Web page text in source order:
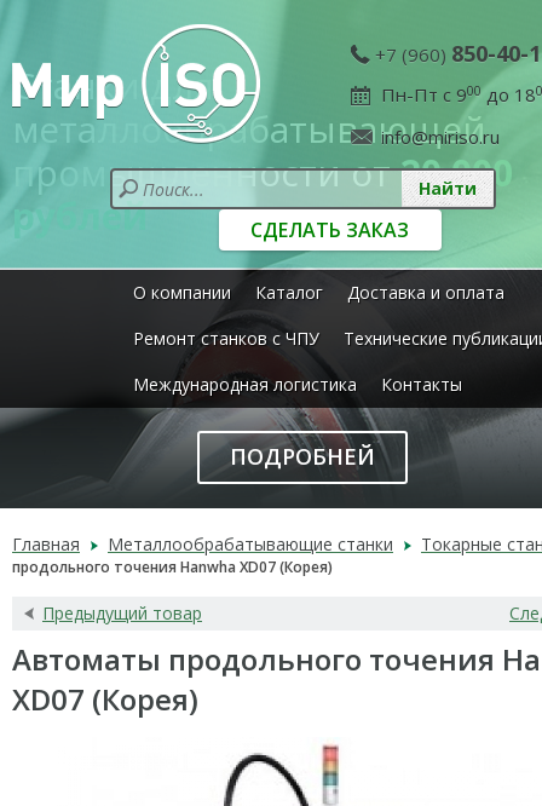
+7 (960) 850-40-
Пн-Пт с 900до 18
info@miriso.ru
СДЕЛАТЬ ЗАКАЗ
О компании Каталог
Доставка и оплата
Ремонт станков с ЧПУ
Технические
Международная логистика
Контакты
Станки для
металлообрабатывающей
промышленности от20 000
рублей
ПОДРОБНЕЙ
Главная Металлообрабатывающие станки Токарные
продольного точения Hanwha XD07 (Корея)
Предыдущий товар
Автоматы продольного точения
XD07 (Корея)